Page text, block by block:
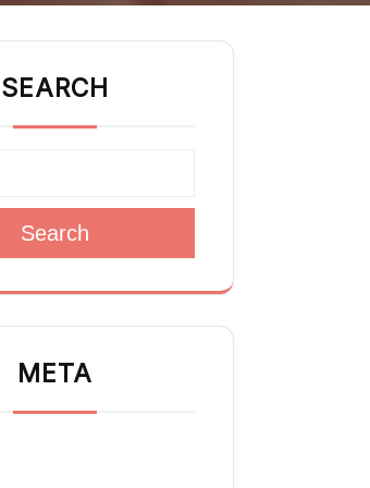
SEARCH
Search
META